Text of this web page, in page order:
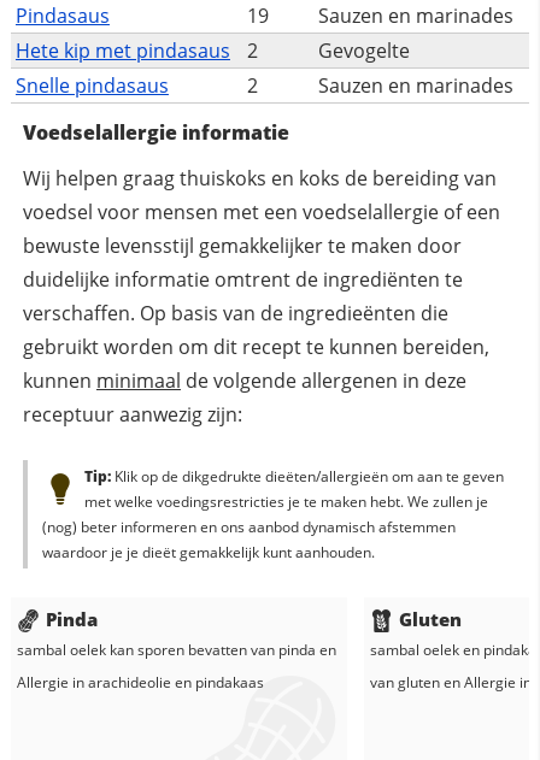
Pindasaus
19
Sauzen en marinades
Hete kip met pindasaus
2
Gevogelte
Snelle pindasaus
2
Sauzen en marinades
Voedselallergie informatie
Wij helpen graag thuiskoks en koks de bereiding van
voedsel voor mensen met een voedselallergie of een
bewuste levensstijl gemakkelijker te maken door
duidelijke informatie omtrent de ingrediënten te
verschaffen. Op basis van de ingredieënten die
gebruikt worden om dit recept te kunnen bereiden,
kunnen minimaal de volgende allergenen in deze
receptuur aanwezig zijn:
Tip:Klik op de dikgedrukte dieëten/allergieën om aan te geven
met welke voedingsrestricties je te maken hebt. We zullen je
(nog) beter informeren en ons aanbod dynamisch afstemmen
waardoor je je dieët gemakkelijk kunt aanhouden.
Pinda
sambal oelekkan sporen bevatten van pinda en
Allergie inarachideolie en pindakaas
Gluten
sambal oeleken
van gluten enAllergie in